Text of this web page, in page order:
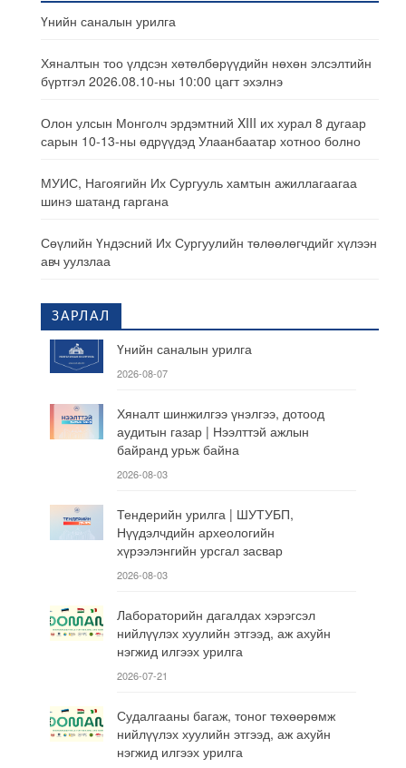
Үнийн саналын урилга
Хяналтын тоо үлдсэн хөтөлбөрүүдийн нөхөн элсэлтийн
бүртгэл 2026.08.10-ны 10:00 цагт эхэлнэ
Олон улсын Монголч эрдэмтний XIII их хурал 8 дугаар
сарын 10-13-ны өдрүүдэд Улаанбаатар хотноо болно
МУИС, Нагоягийн Их Сургууль хамтын ажиллагаагаа
шинэ шатанд гаргана
Сөүлийн Үндэсний Их Сургуулийн төлөөлөгчдийг хүлээн
авч уулзлаа
ЗАРЛАЛ
Үнийн саналын урилга
2026-08-07
Хяналт шинжилгээ үнэлгээ, дотоод
аудитын газар | Нээлттэй ажлын
байранд урьж байна
2026-08-03
Тендерийн урилга | ШУТУБП,
Нүүдэлчдийн археологийн
хүрээлэнгийн урсгал засвар
2026-08-03
Лабораторийн дагалдах хэрэгсэл
нийлүүлэх хуулийн этгээд, аж ахуйн
нэгжид илгээх урилга
2026-07-21
Судалгааны багаж, тоног төхөөрөмж
нийлүүлэх хуулийн этгээд, аж ахуйн
нэгжид илгээх урилга